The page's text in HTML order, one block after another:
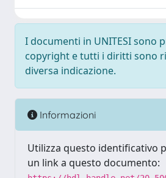
I documenti in UNITESI sono
copyright e tutti i diritti sono
diversa indicazione.
Informazioni
Utilizza questo identificativo
un link a questo documento: